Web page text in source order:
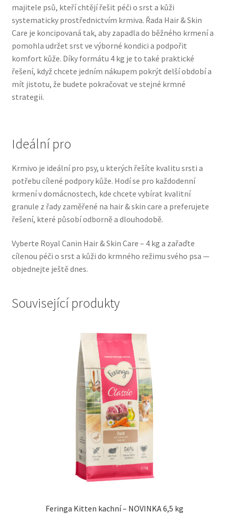
Ortopedické pelíšky
Přepravky pro psy
Purizon pro psy — Vysoký obsah masa, bez obilovin
Royal Canin pro psy
Vodítka a obojky
Wolf of Wilderness
majitele psů, kteří chtějí řešit péči o srst a kůži
systematicky prostřednictvím krmiva. Řada Hair & Skin
Care je koncipovaná tak, aby zapadla do běžného krmení a
pomohla udržet srst ve výborné kondici a podpořit
komfort kůže. Díky formátu 4 kg je to také praktické
řešení, když chcete jedním nákupem pokrýt delší období a
mít jistotu, že budete pokračovat ve stejné krmné
strategii.
Ideální pro
Krmivo je ideální pro psy, u kterých řešíte kvalitu srsti a
potřebu cílené podpory kůže. Hodí se pro každodenní
krmení v domácnostech, kde chcete vybírat kvalitní
granule z řady zaměřené na hair & skin care a preferujete
řešení, které působí odborně a dlouhodobě.
Vyberte Royal Canin Hair & Skin Care – 4 kg a zařaďte
cílenou péči o srst a kůži do krmného režimu svého psa —
objednejte ještě dnes.
Související produkty
Feringa Kitten kachní – NOVINKA 6,5 kg